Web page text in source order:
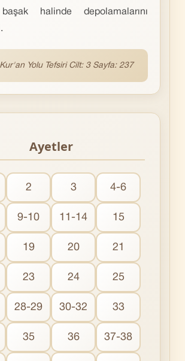
halinde depolamalarını
Kur'an Yolu Tefsiri Cilt: 3 Sayfa: 237
Ayetler
2 3 4-6
9-10 11-14 15
19 20 21
23 24 25
28-29 30-32 33
35 36 37-38